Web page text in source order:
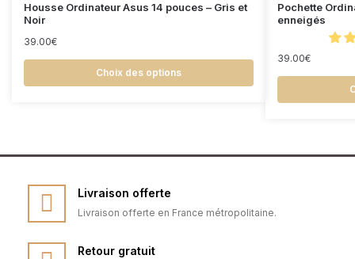
Housse Ordinateur Asus 14 pouces – Gris et
Noir
39.00€
Choix des options
Pochette
enneigés
39.00€
Livraison offerte
Livraison offerte en France métropolitaine.
Retour gratuit